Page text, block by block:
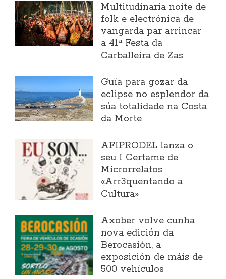
Multitudinaria noite de
folk e electrónica de
vangarda par arrincar
a 41ª Festa da
Carballeira de Zas
Guía para gozar da
eclipse no esplendor da
súa totalidade na Costa
da Morte
AFIPRODEL lanza o
seu I Certame de
Microrrelatos
«Arr3quentando a
Cultura»
Axober volve cunha
nova edición da
Berocasión, a
exposición de máis de
500 vehículos